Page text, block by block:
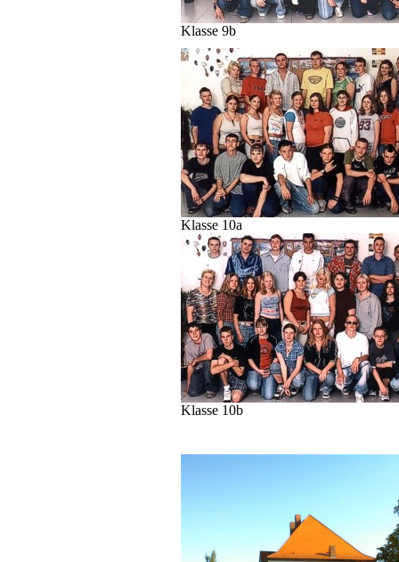
Klasse 9b
Klasse 10a
Klasse 10b